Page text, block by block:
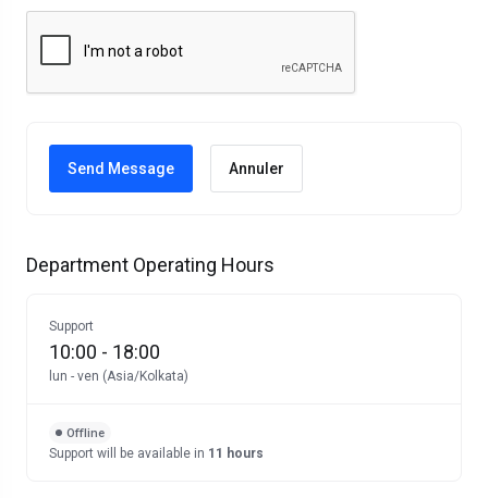
Department Operating Hours
Support
10:00 - 18:00
lun - ven (Asia/Kolkata)
Offline
Support will be available in 11 hours
Annuler